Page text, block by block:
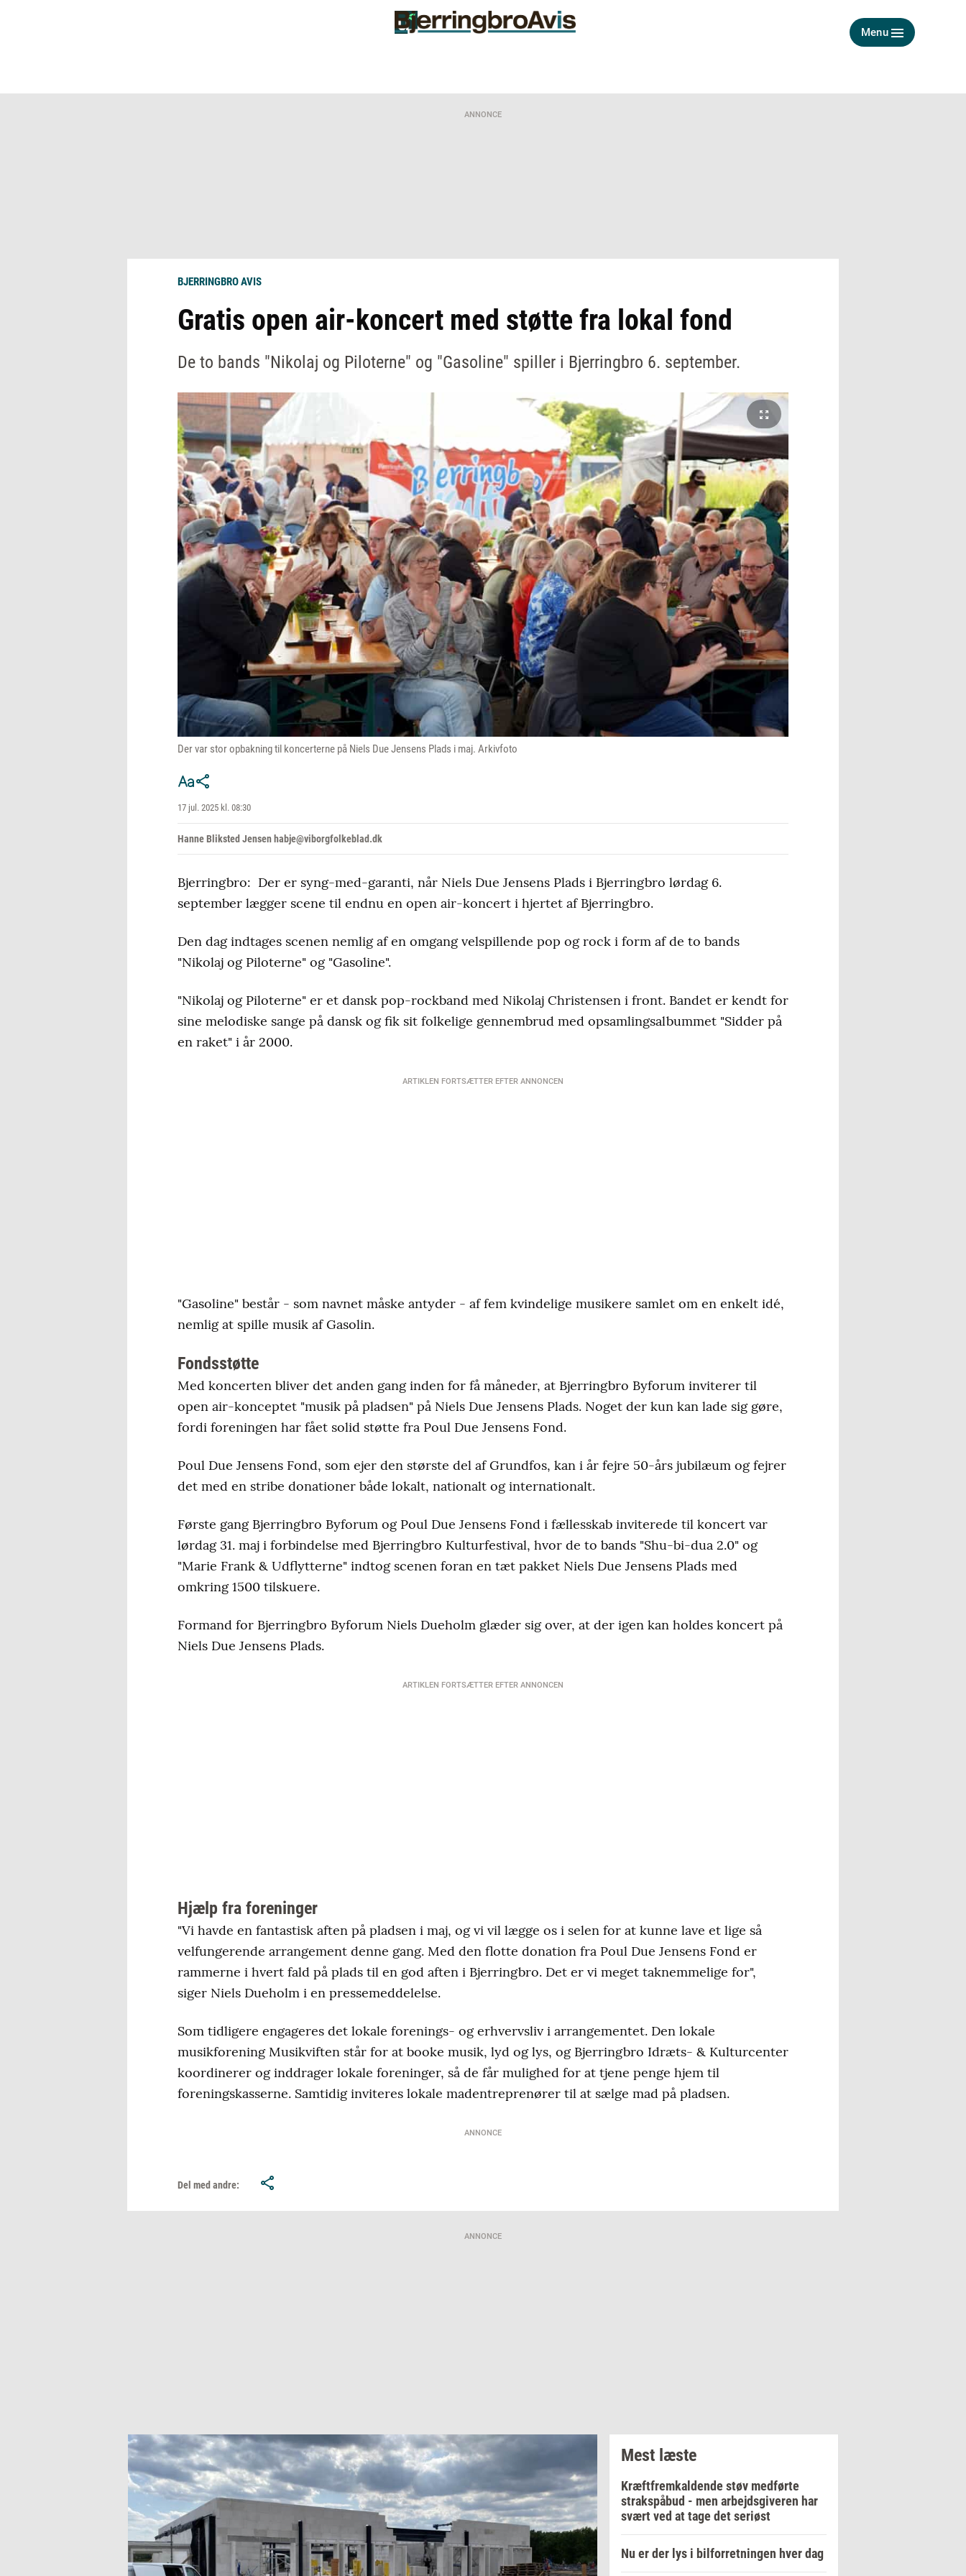
Menu
ANNONCE
BJERRINGBRO AVIS
Gratis open air-koncert med støtte fra lokal fond
De to bands "Nikolaj og Piloterne" og "Gasoline" spiller i Bjerringbro 6. september.
Der var stor opbakning til koncerterne på Niels Due Jensens Plads i maj. Arkivfoto
17 jul. 2025 kl. 08:30
Hanne Bliksted Jensen habje@viborgfolkeblad.dk
Bjerringbro: Der er syng-med-garanti, når Niels Due Jensens Plads i Bjerringbro lørdag 6.
september lægger scene til endnu en open air-koncert i hjertet af Bjerringbro.
Den dag indtages scenen nemlig af en omgang velspillende pop og rock i form af de to bands
"Nikolaj og Piloterne" og "Gasoline".
"Nikolaj og Piloterne" er et dansk pop-rockband med Nikolaj Christensen i front. Bandet er kendt for
sine melodiske sange på dansk og fik sit folkelige gennembrud med opsamlingsalbummet "Sidder på
en raket" i år 2000.
ARTIKLEN FORTSÆTTER EFTER ANNONCEN
"Gasoline" består - som navnet måske antyder - af fem kvindelige musikere samlet om en enkelt idé,
nemlig at spille musik af Gasolin.
Fondsstøtte
Med koncerten bliver det anden gang inden for få måneder, at Bjerringbro Byforum inviterer til
open air-konceptet "musik på pladsen" på Niels Due Jensens Plads. Noget der kun kan lade sig gøre,
fordi foreningen har fået solid støtte fra Poul Due Jensens Fond.
Poul Due Jensens Fond, som ejer den største del af Grundfos, kan i år fejre 50-års jubilæum og fejrer
det med en stribe donationer både lokalt, nationalt og internationalt.
Første gang Bjerringbro Byforum og Poul Due Jensens Fond i fællesskab inviterede til koncert var
lørdag 31. maj i forbindelse med Bjerringbro Kulturfestival, hvor de to bands "Shu-bi-dua 2.0" og
"Marie Frank & Udflytterne" indtog scenen foran en tæt pakket Niels Due Jensens Plads med
omkring 1500 tilskuere.
Formand for Bjerringbro Byforum Niels Dueholm glæder sig over, at der igen kan holdes koncert på
Niels Due Jensens Plads.
ARTIKLEN FORTSÆTTER EFTER ANNONCEN
Hjælp fra foreninger
"Vi havde en fantastisk aften på pladsen i maj, og vi vil lægge os i selen for at kunne lave et lige så
velfungerende arrangement denne gang. Med den flotte donation fra Poul Due Jensens Fond er
rammerne i hvert fald på plads til en god aften i Bjerringbro. Det er vi meget taknemmelige for",
siger Niels Dueholm i en pressemeddelelse.
Som tidligere engageres det lokale forenings- og erhvervsliv i arrangementet. Den lokale
musikforening Musikviften står for at booke musik, lyd og lys, og Bjerringbro Idræts- & Kulturcenter
koordinerer og inddrager lokale foreninger, så de får mulighed for at tjene penge hjem til
foreningskasserne. Samtidig inviteres lokale madentreprenører til at sælge mad på pladsen.
ANNONCE
Del med andre:
ANNONCE
Mest læste
Kræftfremkaldende støv medførte
strakspåbud - men arbejdsgiveren har
svært ved at tage det seriøst
Nu er der lys i bilforretningen hver dag